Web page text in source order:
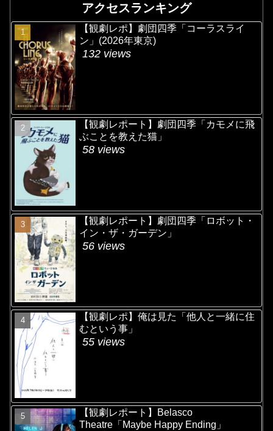
アクセスランキング
【観劇レポ】劇団四季「コーラスライ
ン」(2026年東京)
132 views
【観劇レポート】劇団四季「カモメに飛
ぶことを教えた猫」
58 views
【観劇レポート】劇団四季「ロボット・
イン・ザ・ガーデン」
56 views
【観劇レポ】俺は見た「他人と一緒に住
むという事」
55 views
【観劇レポート】Belasco
Theatre「Maybe Happy Ending」